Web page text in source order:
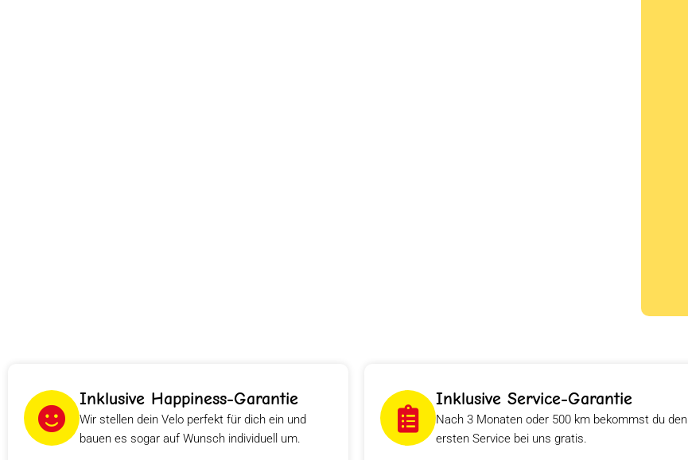
Inklusive Happiness-Garantie
Wir stellen dein Velo perfekt für dich ein und
bauen es sogar auf Wunsch individuell um.
Inklusive Service-Garantie
Nach 3 Monaten oder 500 km bekommst du den
ersten Service bei uns gratis.